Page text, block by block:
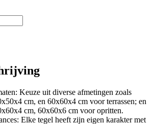
Keuze uit diverse afmetingen zoals
cm, en 60x60x4 cm voor terrassen; en
cm, 60x60x6 cm voor opritten.
Elke tegel heeft zijn eigen karakter met